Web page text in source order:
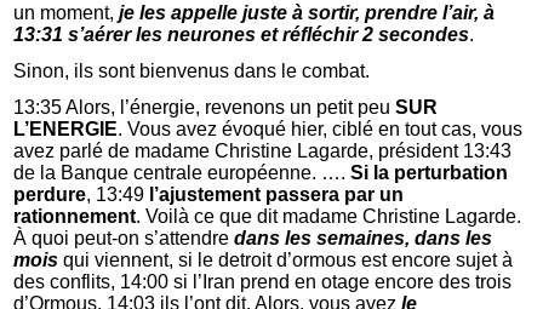
un moment,je les appelle juste à sortir, prendre l’air, à
13:31 s’aérer les neurones et réfléchir 2 secondes.
Sinon, ils sont bienvenus dans le combat.
13:35 Alors, l’énergie, revenons un petit peuSUR
L’ENERGIE. Vous avez évoqué hier, ciblé en tout cas, vous
avez parlé de madame Christine Lagarde, président 13:43
de la Banque centrale européenne. ….Si la perturbation
perdure, 13:49 l’ajustement passera par un
rationnement. Voilà ce que dit madame Christine Lagarde.
À quoi peut-on s’attendredans les semaines, dans les
mois qui viennent, si le detroit d’ormous est encore sujet à
des conflits, 14:00 si l’Iran prend en otage encore des trois
d’Ormous, 14:03 ils l’ont dit. Alors, vous avezle